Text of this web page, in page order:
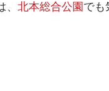
北本総合公園 でも